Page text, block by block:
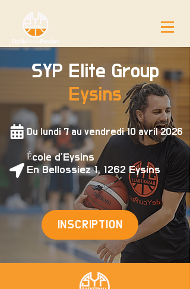
SYP Elite Group
Eysins
Du lundi 7 au vendredi 10 avril 2026
École d'Eysins
En Bellossiez 1, 1262 Eysins
INSCRIPTION